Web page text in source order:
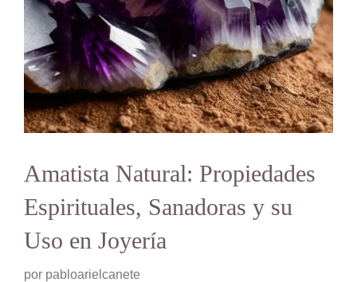
Amatista Natural: Propiedades
Espirituales, Sanadoras y su
Uso en Joyería
por pabloarielcanete